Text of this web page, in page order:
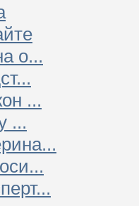
о...
...
...